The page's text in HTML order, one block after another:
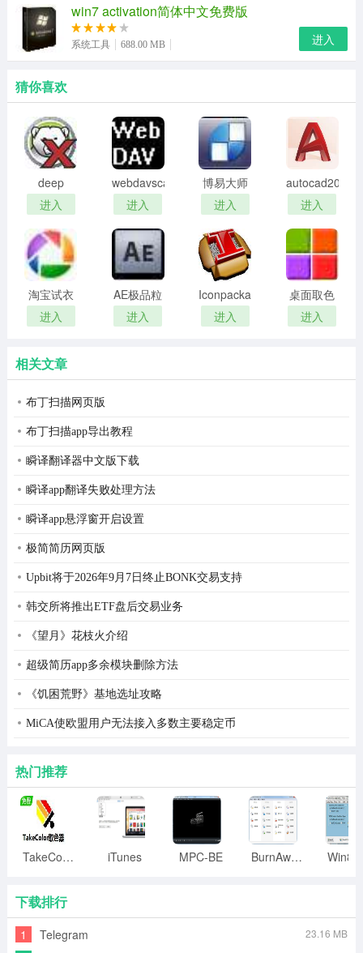
运行软件后，在其图标的上面右键，会弹出一系列功能，
选择“卸载”即可。
winxp / win2003 / vista / win7 / win8 / win10 （中文、英
文）
开发商介绍
北京瑞星网安技术股份有限公司创立于1991年，一直专注
于网络安全领域，坚持自主研发，拥有完整的自主知识产
权，帮助政府、企业及个人有效应对网络安全威胁，主要
业务包括企业及个人两大部分。瑞星企业级网络安全整体
解决方案分四大类，包括终端安全解决方案、云安全解决
方案、网关安全解决方案、安全教育解决方案。瑞星公司
毒国家实验室的建设，并承接了我国虚拟化云存储项目的
余年坚持不懈的产品技术创新和项目经验积累，瑞星在国
内网络安全市场中赢得了良好的声誉及口碑。
win7 activation简体中文免费版
系统工具 688.00 MB 进入
猜你喜欢
deep
freeze
password
remover(冰
点还原密
码清除器)
进入
webdavscan
客户端
(web漏洞
扫描软件)
进入
博易大师
资管版
进入
autocad2002
迷你版
进入
淘宝试衣
服软件
进入
AE极品粒
子插件
(Trapcode
进入
Iconpackager
中文补丁
进入
桌面取色
工具
colorpix
进入
相关文章
布丁扫描网页版
布丁扫描app导出教程
瞬译翻译器中文版下载
瞬译app翻译失败处理方法
瞬译app悬浮窗开启设置
极简简历网页版
Upbit将于2026年9月7日终止BONK交易支持
韩交所将推出ETF盘后交易业务
《望月》花枝火介绍
超级简历app多余模块删除方法
《饥困荒野》基地选址攻略
MiCA使欧盟用户无法接入多数主要稳定币
热门推荐
TakeColor取色器 iTunes MPC-BE BurnAware
下载排行
1 Telegram 23.16 MB